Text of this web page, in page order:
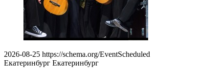
2026-08-25 https://schema.org/EventScheduled
Екатеринбург Екатеринбург